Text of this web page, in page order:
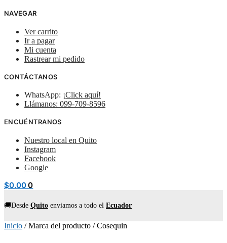
NAVEGAR
Ver carrito
Ir a pagar
Mi cuenta
Rastrear mi pedido
CONTÁCTANOS
WhatsApp: ¡Click aquí!
Llámanos: 099-709-8596
ENCUÉNTRANOS
Nuestro local en Quito
Instagram
Facebook
Google
$0.00 0
🚚Desde Quito enviamos a todo el Ecuador
Inicio /Marca del producto /Cosequin